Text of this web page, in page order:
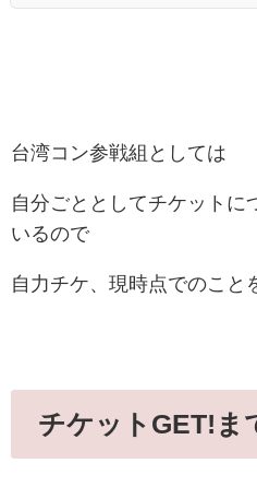
台湾コン参戦組としては
自分ごととしてチケットに
いるので
自力チケ、現時点でのこと
チケットGET!ま